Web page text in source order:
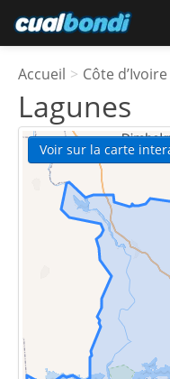
Sondage
Accueil > Côte d’Ivoire
Lagunes
Voir sur la carte